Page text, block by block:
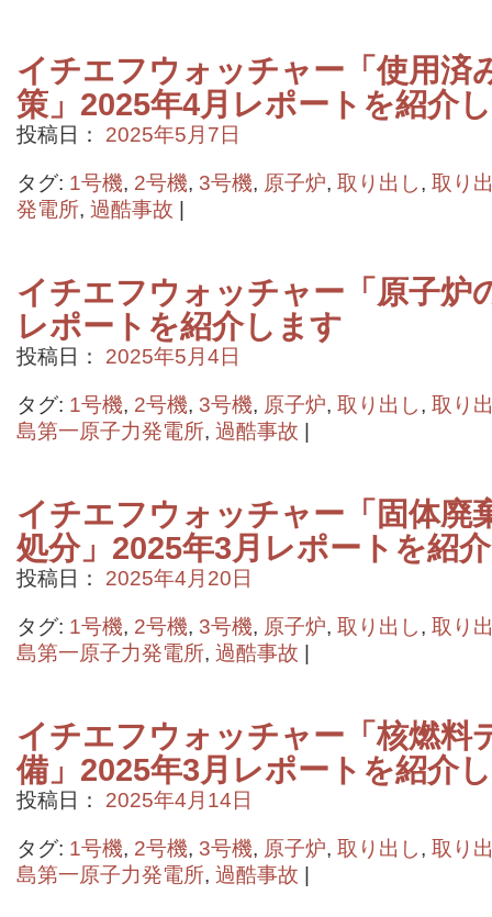
イチエフウォッチャー「使用済
策」2025年4月レポートを紹介
投稿日： 2025年5月7日
タグ: 1号機, 2号機, 3号機, 原子炉, 取り出し, 取り
発電所, 過酷事故
イチエフウォッチャー「原子炉
レポートを紹介します
投稿日： 2025年5月4日
タグ: 1号機, 2号機, 3号機, 原子炉, 取り出し, 取り
島第一原子力発電所, 過酷事故
イチエフウォッチャー「固体廃
処分」2025年3月レポートを紹
投稿日： 2025年4月20日
タグ: 1号機, 2号機, 3号機, 原子炉, 取り出し, 取り
島第一原子力発電所, 過酷事故
イチエフウォッチャー「核燃料
備」2025年3月レポートを紹介
投稿日： 2025年4月14日
タグ: 1号機, 2号機, 3号機, 原子炉, 取り出し, 取り
島第一原子力発電所, 過酷事故